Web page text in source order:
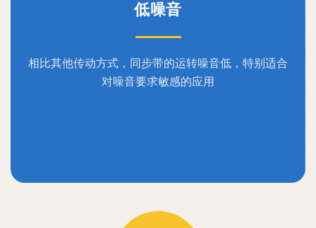
低噪音
相比其他传动方式，同步带的运转噪音低，特别适合
对噪音要求敏感的应用